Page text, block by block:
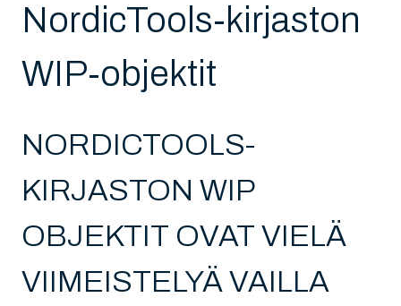
NordicTools-kirjaston
WIP-objektit
NORDICTOOLS-
KIRJASTON WIP
OBJEKTIT OVAT VIELÄ
VIIMEISTELYÄ VAILLA